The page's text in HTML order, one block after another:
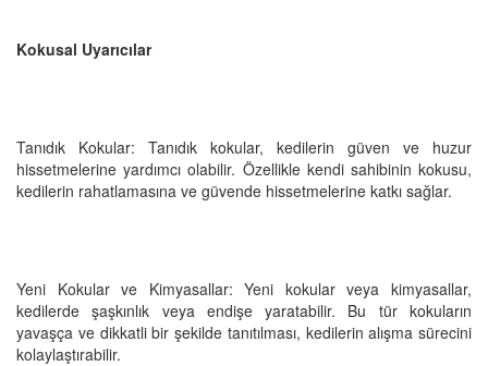
Kokusal Uyarıcılar
Tanıdık Kokular: Tanıdık kokular, kedilerin güven ve huzur
hissetmelerine yardımcı olabilir. Özellikle kendi sahibinin kokusu,
kedilerin rahatlamasına ve güvende hissetmelerine katkı sağlar.
Yeni Kokular ve Kimyasallar: Yeni kokular veya kimyasallar,
kedilerde şaşkınlık veya endişe yaratabilir. Bu tür kokuların
yavaşça ve dikkatli bir şekilde tanıtılması, kedilerin alışma sürecini
kolaylaştırabilir.